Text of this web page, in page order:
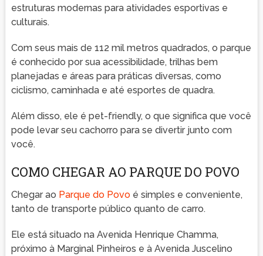
estruturas modernas para atividades esportivas e
culturais.
Com seus mais de 112 mil metros quadrados, o parque
é conhecido por sua acessibilidade, trilhas bem
planejadas e áreas para práticas diversas, como
ciclismo, caminhada e até esportes de quadra.
Além disso, ele é pet-friendly, o que significa que você
pode levar seu cachorro para se divertir junto com
você.
COMO CHEGAR AO PARQUE DO POVO
Chegar ao Parque do Povoé simples e conveniente,
tanto de transporte público quanto de carro.
Ele está situado na Avenida Henrique Chamma,
próximo à Marginal Pinheiros e à Avenida Juscelino